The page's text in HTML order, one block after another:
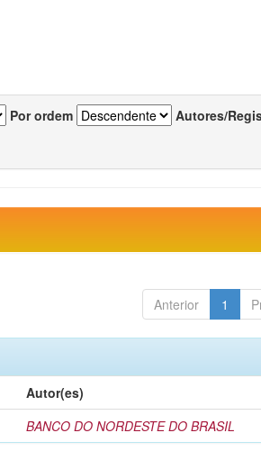
Por ordem Autores/
Anterior 1
Autor(es)
BANCO DO NORDESTE DO BRASIL